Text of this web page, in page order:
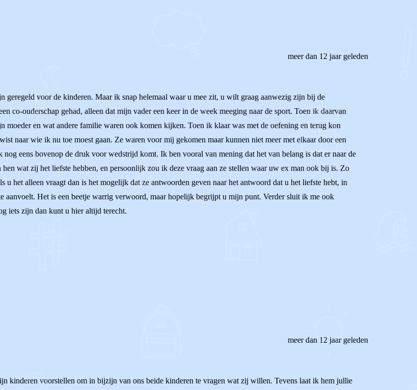
meer dan 12 jaar geleden
voor de kinderen. Maar ik snap helemaal waar u mee zit, u wilt graag aanwezig zijn bij de
co-ouderschap gehad, alleen dat mijn vader een keer in de week meeging naar de sport. Toen ik daarvan
moeder en wat andere familie waren ook komen kijken. Toen ik klaar was met de oefening en terug kon
naar wie ik nu toe moest gaan. Ze waren voor mij gekomen maar kunnen niet meer met elkaar door een
eens bovenop de druk voor wedstrijd komt. Ik ben vooral van mening dat het van belang is dat er naar de
wat zij het liefste hebben, en persoonlijk zou ik deze vraag aan ze stellen waar uw ex man ook bij is. Zo
het alleen vraagt dan is het mogelijk dat ze antwoorden geven naar het antwoord dat u het liefste hebt, in
aanvoelt. Het is een beetje warrig verwoord, maar hopelijk begrijpt u mijn punt. Verder sluit ik me ook
iets zijn dan kunt u hier altijd terecht.
meer dan 12 jaar geleden
kinderen voorstellen om in bijzijn van ons beide kinderen te vragen wat zij willen. Tevens laat ik hem jullie